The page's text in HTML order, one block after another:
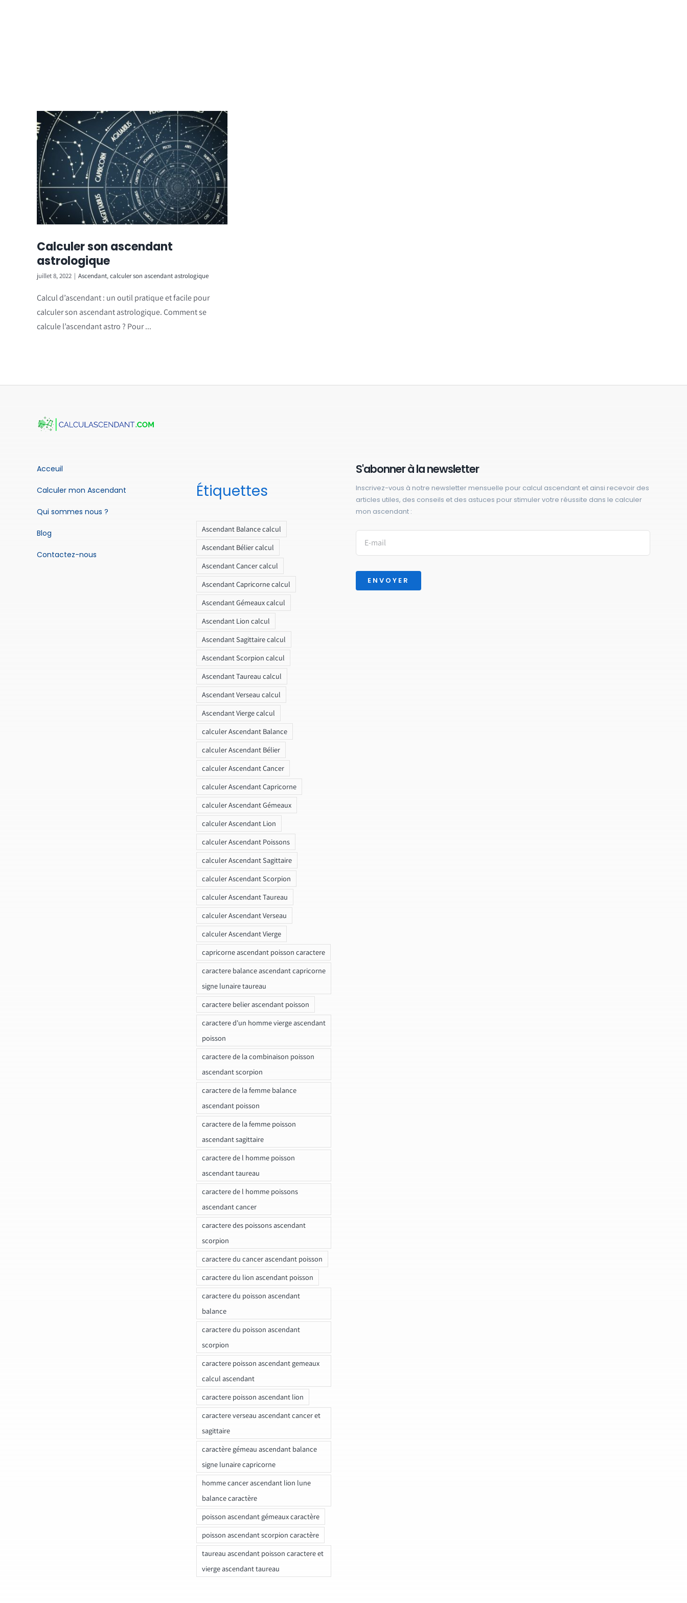
Calculer son ascendant
astrologique
juillet 8, 2022 | Ascendant,calculer son ascendant astrologique
Calcul d’ascendant : un outil pratique et facile pour
calculer son ascendant astrologique. Comment se
calcule l’ascendant astro ? Pour ...
Acceuil
Calculer mon Ascendant
Qui sommes nous ?
Blog
Contactez-nous
Étiquettes
Ascendant Balance calcul
Ascendant Bélier calcul
Ascendant Cancer calcul
Ascendant Capricorne calcul
Ascendant Gémeaux calcul
Ascendant Lion calcul
Ascendant Sagittaire calcul
Ascendant Scorpion calcul
Ascendant Taureau calcul
Ascendant Verseau calcul
Ascendant Vierge calcul
calculer Ascendant Balance
calculer Ascendant Bélier
calculer Ascendant Cancer
calculer Ascendant Capricorne
calculer Ascendant Gémeaux
calculer Ascendant Lion
calculer Ascendant Poissons
calculer Ascendant Sagittaire
calculer Ascendant Scorpion
calculer Ascendant Taureau
calculer Ascendant Verseau
calculer Ascendant Vierge
capricorne ascendant poisson caractere
caractere balance ascendant capricorne
signe lunaire taureau
caractere belier ascendant poisson
caractere d'un homme vierge ascendant
poisson
caractere de la combinaison poisson
ascendant scorpion
caractere de la femme balance
ascendant poisson
caractere de la femme poisson
ascendant sagittaire
caractere de l homme poisson
ascendant taureau
caractere de l homme poissons
ascendant cancer
caractere des poissons ascendant
scorpion
caractere du cancer ascendant poisson
caractere du lion ascendant poisson
caractere du poisson ascendant
balance
caractere du poisson ascendant
scorpion
caractere poisson ascendant gemeaux
calcul ascendant
caractere poisson ascendant lion
caractere verseau ascendant cancer et
sagittaire
caractère gémeau ascendant balance
signe lunaire capricorne
homme cancer ascendant lion lune
balance caractère
poisson ascendant gémeaux caractère
poisson ascendant scorpion caractère
taureau ascendant poisson caractere et
vierge ascendant taureau
S'abonner à la newsletter
Inscrivez-vous à notre newsletter mensuelle pour calcul ascendant et ainsi recevoir des
articles utiles, des conseils et des astuces pour stimuler votre réussite dans le calculer
mon ascendant :
ENVOYER